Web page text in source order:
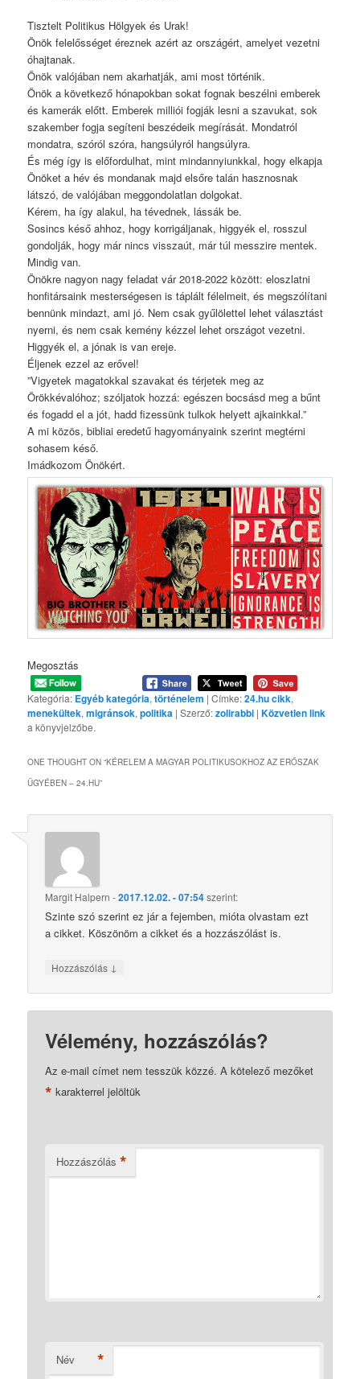
Tisztelt Politikus Hölgyek és Urak!
Önök felelősséget éreznek azért az országért, amelyet vezetni
óhajtanak.
Önök valójában nem akarhatják, ami most történik.
Önök a következő hónapokban sokat fognak beszélni emberek
és kamerák előtt. Emberek milliói fogják lesni a szavukat, sok
szakember fogja segíteni beszédeik megírását. Mondatról
mondatra, szóról szóra, hangsúlyról hangsúlyra.
És még így is előfordulhat, mint mindannyiunkkal, hogy elkapja
Önöket a hév és mondanak majd elsőre talán hasznosnak
látszó, de valójában meggondolatlan dolgokat.
Kérem, ha így alakul, ha tévednek, lássák be.
Sosincs késő ahhoz, hogy korrigáljanak, higgyék el, rosszul
gondolják, hogy már nincs visszaút, már túl messzire mentek.
Mindig van.
Önökre nagyon nagy feladat vár 2018-2022 között: eloszlatni
honfitársaink mesterségesen is táplált félelmeit, és megszólítani
bennünk mindazt, ami jó. Nem csak gyűlölettel lehet választást
nyerni, és nem csak kemény kézzel lehet országot vezetni.
Higgyék el, a jónak is van ereje.
Éljenek ezzel az erővel!
”Vigyetek magatokkal szavakat és térjetek meg az
Örökkévalóhoz; szóljatok hozzá: egészen bocsásd meg a bűnt
és fogadd el a jót, hadd fizessünk tulkok helyett ajkainkkal.”
A mi közös, bibliai eredetű hagyományaink szerint megtérni
sohasem késő.
Imádkozom Önökért.
Megosztás
Kategória: Egyéb kategória,történelem | Címke:24.hu cikk,
menekültek,migránsok,politika | Szerző:zolirabbi |Közvetlen link
a könyvjelzőbe.
ONE THOUGHT ON “KÉRELEM A MAGYAR POLITIKUSOKHOZ AZ ERŐSZAK
ÜGYÉBEN – 24.HU”
Margit Halpern -2017.12.02. - 07:54szerint:
Szinte szó szerint ez jár a fejemben, mióta olvastam ezt
a cikket. Köszönöm a cikket és a hozzászólást is.
Hozzászólás ↓
Vélemény, hozzászólás?
Az e-mail címet nem tesszük közzé. A kötelező mezőket
* karakterrel jelöltük
Hozzászólás *
Név *